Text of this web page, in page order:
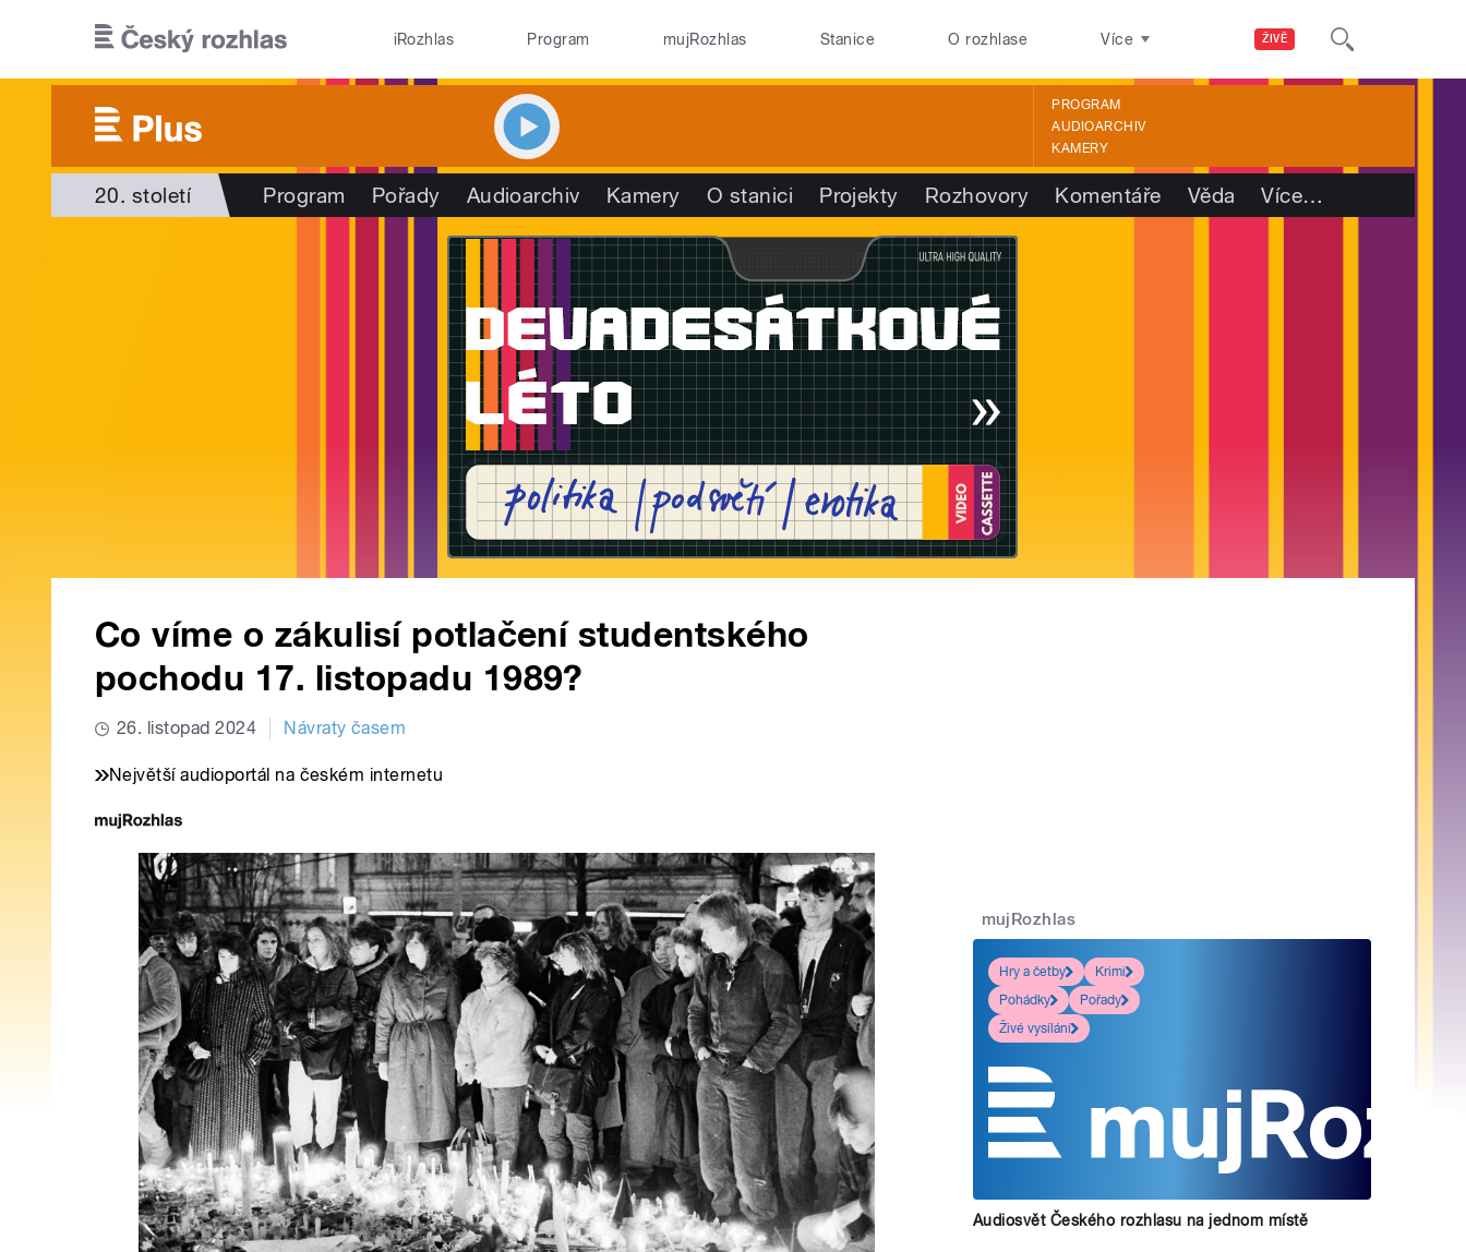
ŽIVĚ
iRozhlas Program mujRozhlas Stanice O rozhlase Více
PROGRAM
AUDIOARCHIV
KAMERY
20. století Program Pořady Audioarchiv Kamery O stanici Projekty Rozhovory Komentáře Věda Více…
Co víme o zákulisí potlačení studentského
pochodu 17. listopadu 1989?
26. listopad 2024 Návraty časem
Největší audioportál na českém internetu
mujRozhlas
Hry a četby
Krimi
Pohádky
Pořady
Živé vysílání
Audiosvět Českého rozhlasu na jednom místě